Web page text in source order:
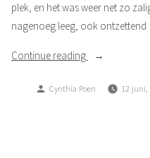
plek, en het was weer net zo
nagenoeg leeg, ook ontzettend
Continue reading
“Even
Posted
Cynthia Poen 12 juni,